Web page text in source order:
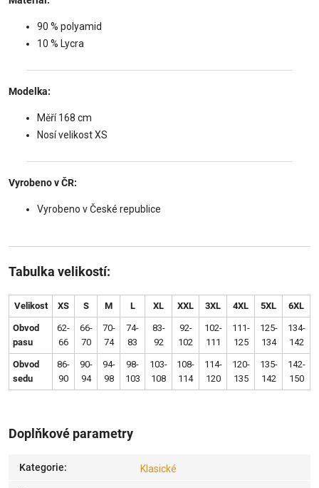
90 % polyamid
10 % Lycra
Modelka:
Měří 168 cm
Nosí velikost XS
Vyrobeno v ČR:
Vyrobeno v České republice
Tabulka velikostí:
Velikost XS S M L XL XXL 3XL 4XL 5XL 6XL
Obvod
pasu
62-
66
66-
70
70-
74
74-
83
83-
92
92-
102
102-
111
111-
125
125-
134
134-
142
Obvod
sedu
86-
90
90-
94
94-
98
98-
103
103-
108
108-
114
114-
120
120-
135
135-
142
142-
150
Doplňkové parametry
Kategorie: Klasické